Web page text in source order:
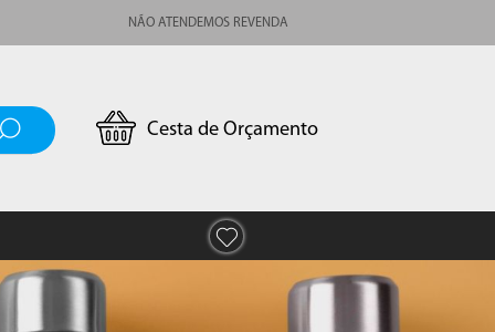
NÃO ATENDEMOS REVENDA
Cesta de Orçamento